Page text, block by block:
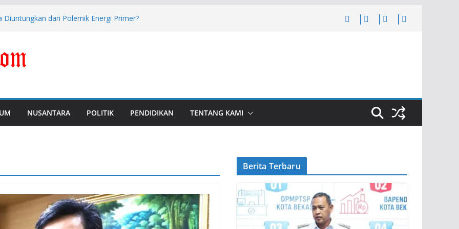
Diuntungkan dari Polemik Energi Primer?
Dugaan Korupsi Digitalisasi SPBU
Libatkan Masyarakat dalam Sosialisasi
NUSANTARA POLITIK PENDIDIKAN TENTANG KAMI
Berita Terbaru